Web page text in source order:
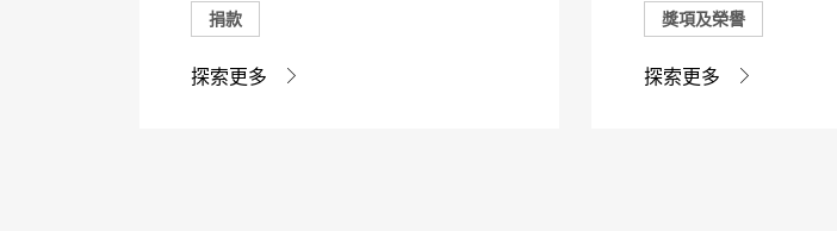
捐款
探索更多
獎項及榮譽
探索更多